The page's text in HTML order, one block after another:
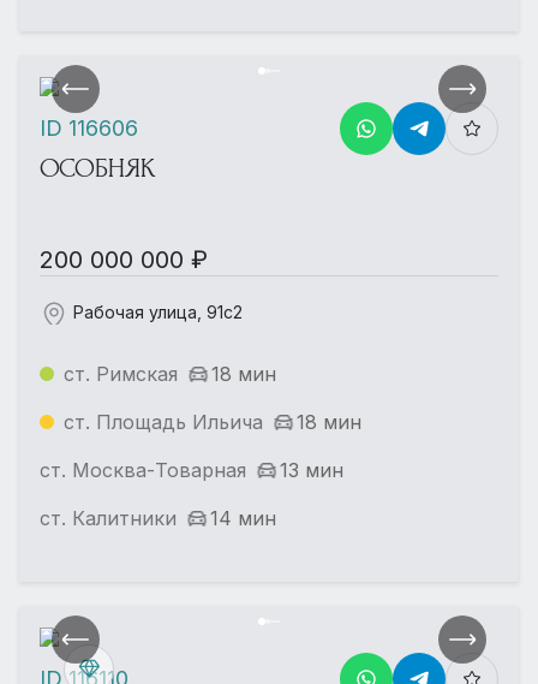
ОСОБНЯК
200 000 000 ₽
Рабочая улица, 91с2
ст. Римская
18 мин
ст. Площадь Ильича
18 мин
ст. Москва-Товарная
13 мин
ст. Калитники
14 мин
ID 116606
ID 116110